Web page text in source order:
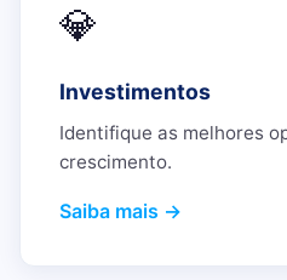
💎
Investimentos
Identifique as melhores
crescimento.
Saiba mais →